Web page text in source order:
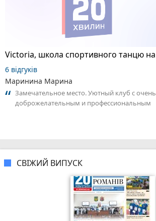
6 відгуків
Маринина Марина
Замечательное место. Уютный клуб с очень
доброжелательным и профессиональным
СВІЖИЙ ВИПУСК